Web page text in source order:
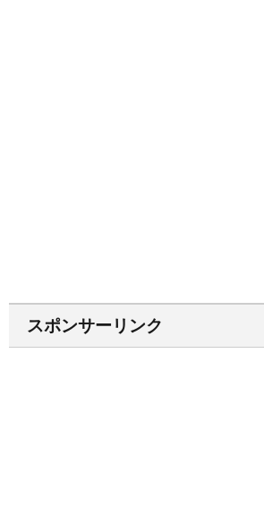
スポンサーリンク